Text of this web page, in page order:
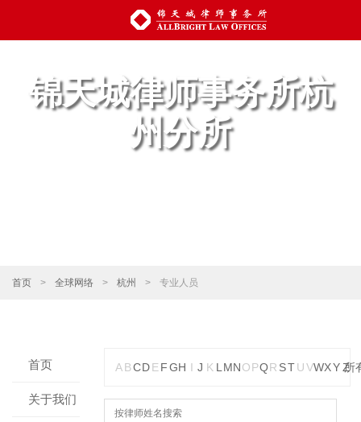
锦天城律师事务所杭
州分所
首页 > 全球网络 > 杭州 > 专业人员
首页
关于我们
ABCDE FGH I J K L MNOPQR STUVWXYZ
所